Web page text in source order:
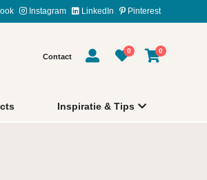
Instagram LinkedIn Pinterest
Contact
0 0
Inspiratie & Tips